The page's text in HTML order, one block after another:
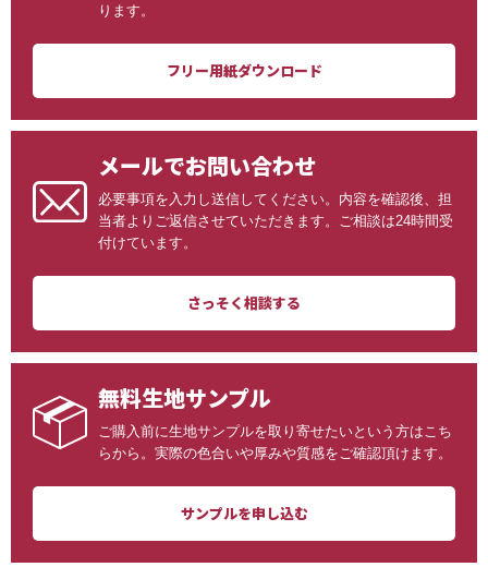
ります。
フリー用紙ダウンロード
メールでお問い合わせ
必要事項を入力し送信してください。内容を確認後、担
当者よりご返信させていただきます。ご相談は24時間受
付けています。
さっそく相談する
無料生地サンプル
ご購入前に生地サンプルを取り寄せたいという方はこち
らから。実際の色合いや厚みや質感をご確認頂けます。
サンプルを申し込む